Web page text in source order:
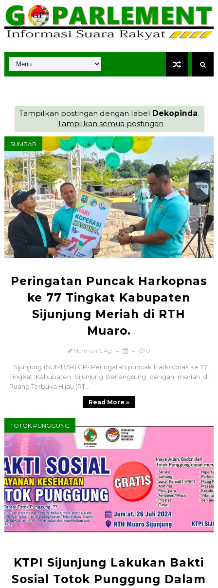
Tampilkan postingan dengan label Dekopinda.
Tampilkan semua postingan
SUMBAR
Peringatan Puncak Harkopnas
ke 77 Tingkat Kabupaten
Sijunjung Meriah di RTH
Muaro.
Herman,S.Ag 0
Sijunjung (SUMBAR).GP- Peringatan puncak Harkopnas ke 77
Tingkat Kabupaten Sijunjung berlangsung dengan meriah di
Ruang Terbuka Hijau (RT...
Read More »
TOTOK PUNGGUNG
KTPI Sijunjung Lakukan Bakti
Sosial Totok Punggung Dalam